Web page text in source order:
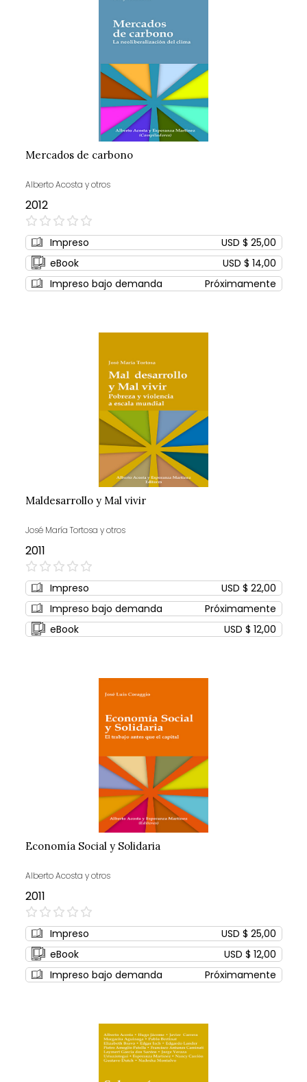
Mercados de carbono
Alberto Acosta y otros
2012
0%
Impreso
USD $ 25,00
eBook
USD $ 14,00
Impreso bajo demanda
Próximamente
Maldesarrollo y Mal vivir
José María Tortosa y otros
2011
0%
Impreso
USD $ 22,00
Impreso bajo demanda
Próximamente
eBook
USD $ 12,00
Economía Social y Solidaria
Alberto Acosta y otros
2011
0%
Impreso
USD $ 25,00
eBook
USD $ 12,00
Impreso bajo demanda
Próximamente